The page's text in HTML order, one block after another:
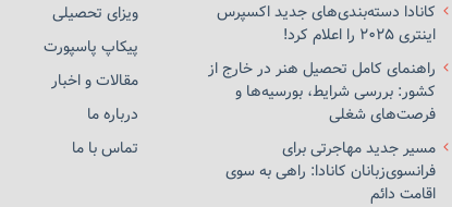
کانادا دسته‌بندی‌های جدید اکسپرس
اینتری ۲۰۲۵ را اعلام کرد!
راهنمای کامل تحصیل هنر در خارج از
کشور: بررسی شرایط، بورسیه‌ها و
فرصت‌های شغلی
مسیر جدید مهاجرتی برای
فرانسوی‌زبانان کانادا: راهی به سوی
اقامت دائم
ویزای تحصیلی
پیکاپ پاسپورت
مقالات و اخبار
درباره ما
تماس با ما